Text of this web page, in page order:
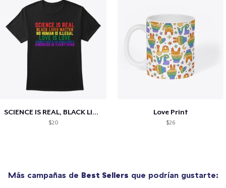
SCIENCE IS REAL, BLACK LIVES MATTER
$20
Love Print
$26
Más campañas de Best Sellers que podrían gustarte: